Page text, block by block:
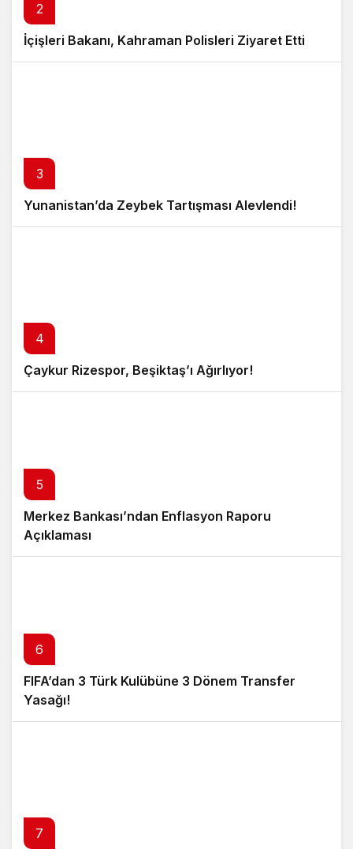
2
İçişleri Bakanı, Kahraman Polisleri Ziyaret Etti
3
Yunanistan’da Zeybek Tartışması Alevlendi!
4
Çaykur Rizespor, Beşiktaş’ı Ağırlıyor!
5
Merkez Bankası’ndan Enflasyon Raporu
Açıklaması
6
FIFA’dan 3 Türk Kulübüne 3 Dönem Transfer
Yasağı!
7